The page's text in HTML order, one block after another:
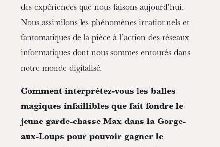
des expériences que nous faisons aujourd’hui.
Nous assimilons les phénomènes irrationnels et
fantomatiques de la pièce à l’action des réseaux
informatiques dont nous sommes entourés dans
notre monde digitalisé.
Comment interprétez-vous les balles
magiques infaillibles que fait fondre le
jeune garde-chasse Max dans la Gorge-
aux-Loups pour pouvoir gagner le